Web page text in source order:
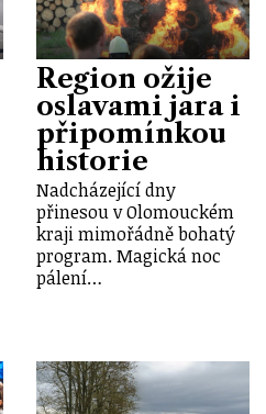
Region ožije
oslavami jara i
připomínkou
historie
Nadcházející dny
přinesou v Olomouckém
kraji mimořádně bohatý
program. Magická noc
pálení…